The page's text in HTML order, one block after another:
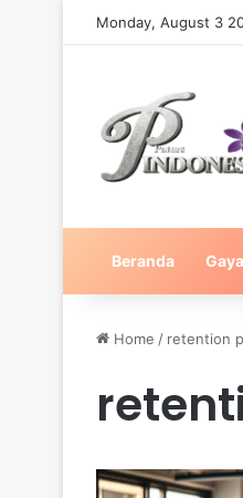
Monday, August 3
Beranda
Home / retention